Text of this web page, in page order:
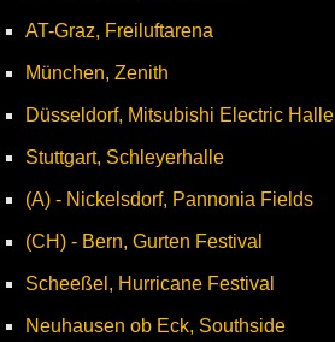
AT-Graz, Freiluftarena
München, Zenith
Düsseldorf, Mitsubishi Electric Halle
Stuttgart, Schleyerhalle
(A) - Nickelsdorf, Pannonia Fields
(CH) - Bern, Gurten Festival
Scheeßel, Hurricane Festival
Neuhausen ob Eck, Southside